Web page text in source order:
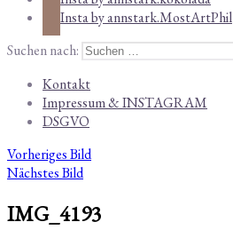
Insta by annstark.MostArtPhil
Suchen nach:
Kontakt
Impressum & INSTAGRAM
DSGVO
Vorheriges Bild
Nächstes Bild
IMG_4193